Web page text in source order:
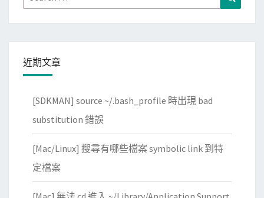
for:
近期文章
[SDKMAN] source ~/.bash_profile 時出現 bad
substitution 錯誤
[Mac/Linux] 搜尋有哪些檔案 symbolic link 到特
定檔案